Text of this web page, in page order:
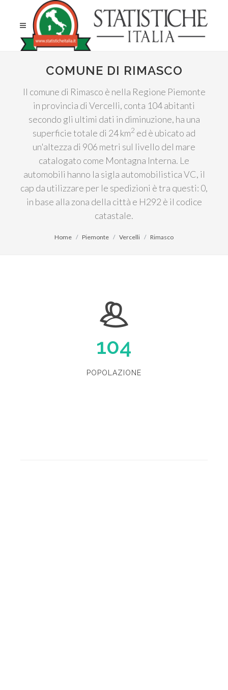
COMUNE DI RIMASCO
Il comune di Rimasco è nella Regione Piemonte
in provincia di Vercelli, conta 104 abitanti
secondo gli ultimi dati in diminuzione, ha una
superficie totale di 24 km2 ed è ubicato ad
un'altezza di 906 metri sul livello del mare
catalogato come Montagna Interna. Le
automobili hanno la sigla automobilistica VC, il
cap da utilizzare per le spedizioni è tra questi: 0,
in base alla zona della città e H292 è il codice
catastale.
Home Piemonte Vercelli Rimasco
104
POPOLAZIONE